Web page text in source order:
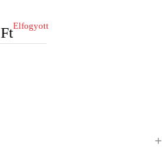
FtElfogyott